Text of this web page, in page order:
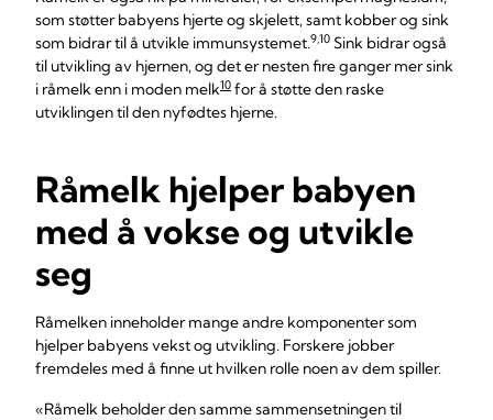
som støtter babyens hjerte og skjelett, samt kobber og sink
som bidrar til å utvikle immunsystemet.9,10 Sink bidrar også
til utvikling av hjernen, og det er nesten fire ganger mer sink
i råmelk enn i moden melk10 for å støtte den raske
utviklingen til den nyfødtes hjerne.
Råmelk hjelper babyen
med å vokse og utvikle
seg
Råmelken inneholder mange andre komponenter som
hjelper babyens vekst og utvikling. Forskere jobber
fremdeles med å finne ut hvilken rolle noen av dem spiller.
«Råmelk beholder den samme sammensetningen til